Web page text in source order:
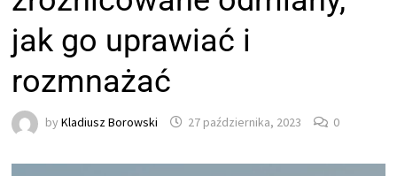
jak go uprawiać i
rozmnażać
byKladiusz Borowski 27 października, 2023 0